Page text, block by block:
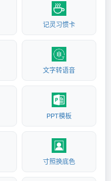
记灵习惯卡
文字转语音
PPT模板
寸照换底色